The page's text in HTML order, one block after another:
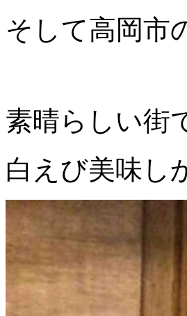
そして高岡市
素晴らしい街
白えび美味し